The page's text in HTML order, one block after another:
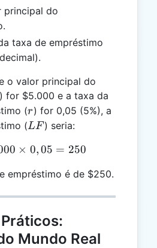
do
taxa de empréstimo
o valor principal do
for $5.000 e a taxa da
(r
r) for 0,05 (5%), a
(LF
LF ) seria:
LF = 5000 \times 0,05 =
× 0,05 = 250
empréstimo é de $250.
Mundo Real